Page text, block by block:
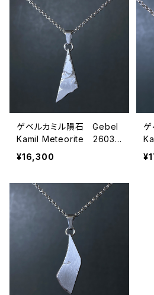
ゲベルカミル隕石 Gebel
Kamil Meteorite 26033
101
¥16,300